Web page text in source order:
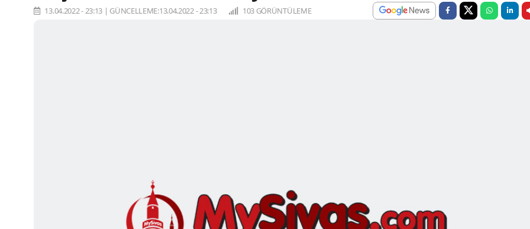
13.04.2022 - 23:13 | GÜNCELLEME:13.04.2022 - 23:13 103 GÖRÜNTÜLEME